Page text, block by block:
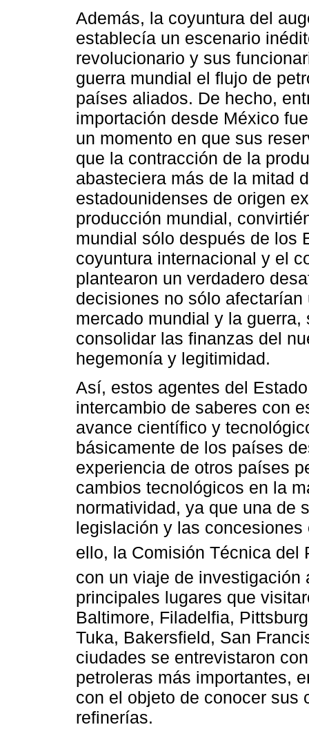
Además, la coyuntura del
establecía un escenario
revolucionario y sus
guerra mundial el flujo de
países aliados. De hecho,
importación desde México
un momento en que sus
que la contracción de la
abasteciera más de la mitad
estadounidenses de origen
producción mundial,
mundial sólo después de los
coyuntura internacional y el
plantearon un verdadero
decisiones no sólo
mercado mundial y la
consolidar las finanzas del
hegemonía y legitimidad.
Así, estos agentes del
intercambio de saberes con
avance científico y
básicamente de los países
experiencia de otros países
cambios tecnológicos en la
normatividad, ya que una de
legislación y las
ello, la Comisión Técnica del
con un viaje de investigación
principales lugares que
Baltimore, Filadelfia,
Tuka, Bakersfield, San
ciudades se entrevistaron
petroleras más importantes,
con el objeto de conocer sus
refinerías.